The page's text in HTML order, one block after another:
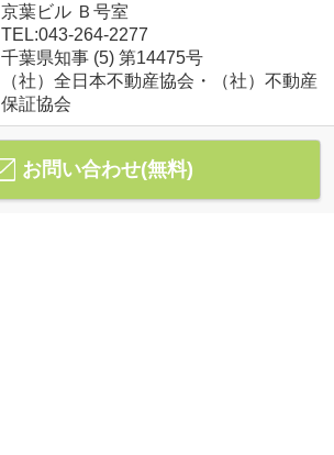
京葉ビル Ｂ号室
TEL:043-264-2277
千葉県知事 (5) 第14475号
（社）全日本不動産協会・（社）不動産
保証協会
お問い合わせ(無料)